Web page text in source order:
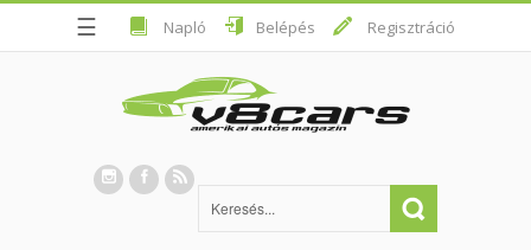
☰ Napló Belépés Regisztráció